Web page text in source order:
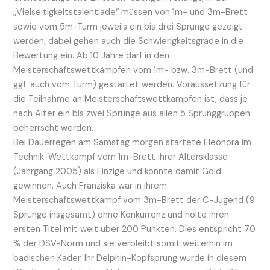
„Vielseitigkeitstalentiade“ müssen von 1m- und 3m-Brett
sowie vom 5m-Turm jeweils ein bis drei Sprünge gezeigt
werden; dabei gehen auch die Schwierigkeitsgrade in die
Bewertung ein. Ab 10 Jahre darf in den
Meisterschaftswettkämpfen vom 1m- bzw. 3m-Brett (und
ggf. auch vom Turm) gestartet werden. Voraussetzung für
die Teilnahme an Meisterschaftswettkämpfen ist, dass je
nach Alter ein bis zwei Sprünge aus allen 5 Sprunggruppen
beherrscht werden.
Bei Dauerregen am Samstag morgen startete Eleonora im
Technik-Wettkampf vom 1m-Brett ihrer Altersklasse
(Jahrgang 2005) als Einzige und konnte damit Gold
gewinnen. Auch Franziska war in ihrem
Meisterschaftswettkampf vom 3m-Brett der C-Jugend (9
Sprünge insgesamt) ohne Konkurrenz und holte ihren
ersten Titel mit weit über 200 Punkten. Dies entspricht 70
% der DSV-Norm und sie verbleibt somit weiterhin im
badischen Kader. Ihr Delphin-Kopfsprung wurde in diesem